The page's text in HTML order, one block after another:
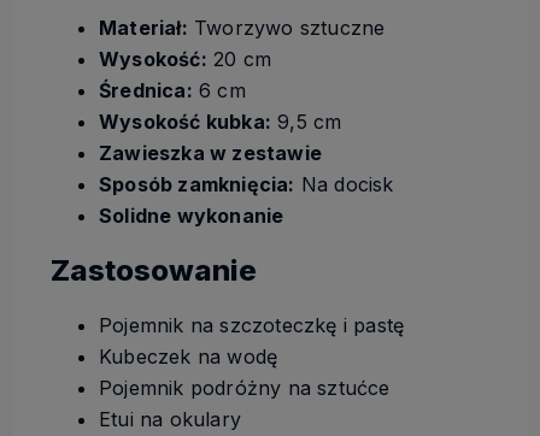
Materiał: Tworzywo sztuczne
Wysokość: 20 cm
Średnica: 6 cm
Wysokość kubka: 9,5 cm
Zawieszka w zestawie
Sposób zamknięcia: Na docisk
Solidne wykonanie
Zastosowanie
Pojemnik na szczoteczkę i pastę
Kubeczek na wodę
Pojemnik podróżny na sztućce
Etui na okulary